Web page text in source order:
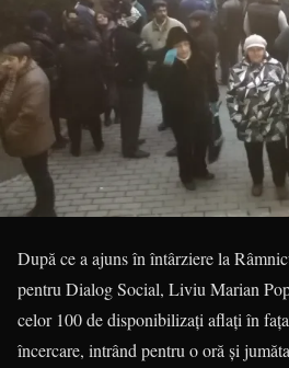
După ce a ajuns în întârziere la
pentru Dialog Social, Liviu Marian
celor 100 de disponibilizați aflați în
încercare, intrând pentru o oră și